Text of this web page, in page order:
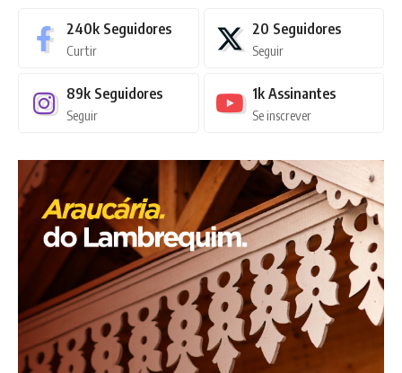
240k Seguidores
Curtir
20 Seguidores
Seguir
89k Seguidores
Seguir
1k Assinantes
Se inscrever